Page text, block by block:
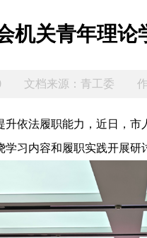
机关青年理
文档来源：青工委
升依法履职能力，近日，
习内容和履职实践开展研